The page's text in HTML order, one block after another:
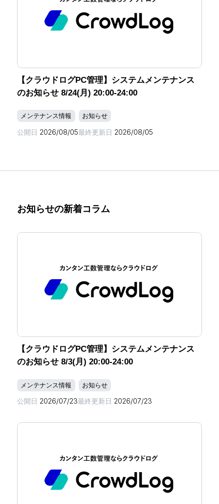
【クラウドログPC管理】システムメンテナンス
のお知らせ 8/24(月) 20:00-24:00
メンテナンス情報 お知らせ
公開日 2026/08/05最終更新日 2026/08/05
お知らせの新着コラム
【クラウドログPC管理】システムメンテナンス
のお知らせ 8/3(月) 20:00-24:00
メンテナンス情報 お知らせ
公開日 2026/07/23最終更新日 2026/07/23